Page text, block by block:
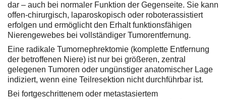
dar – auch bei normaler Funktion der Gegenseite. Sie kann
offen-chirurgisch, laparoskopisch oder roboterassistiert
erfolgen und ermöglicht den Erhalt funktionsfähigen
Nierengewebes bei vollständiger Tumorentfernung.
Eine radikale Tumornephrektomie (komplette Entfernung
der betroffenen Niere) ist nur bei größeren, zentral
gelegenen Tumoren oder ungünstiger anatomischer Lage
indiziert, wenn eine Teilresektion nicht durchführbar ist.
Bei fortgeschrittenem oder metastasiertem